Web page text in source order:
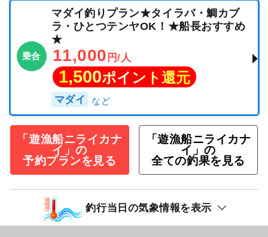
乗合
マダイ釣りプラン★タイラバ・鯛カブ
ラ・ひとつテンヤOK！★船長おすすめ
★
11,000 円/人
1,500ポイント還元
マダイ
「遊漁船ニライカナ
イ」の
予約プランを見る
「遊漁船ニライカナ
イ」の
全ての釣果を見る
釣行当日の気象情報を表示